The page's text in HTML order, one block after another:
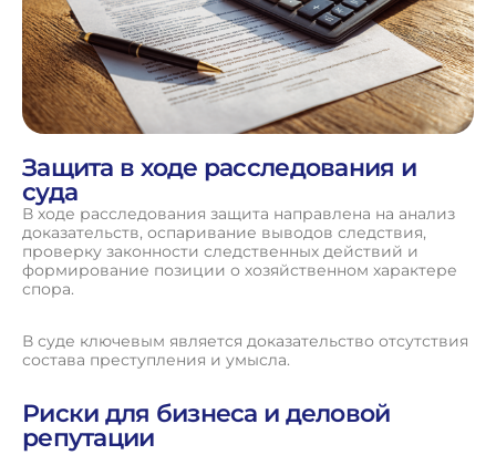
Защита в ходе расследования и
суда
В ходе расследования защита направлена на анализ
доказательств, оспаривание выводов следствия,
проверку законности следственных действий и
формирование позиции о хозяйственном характере
спора.
В суде ключевым является доказательство отсутствия
состава преступления и умысла.
Риски для бизнеса и деловой
репутации